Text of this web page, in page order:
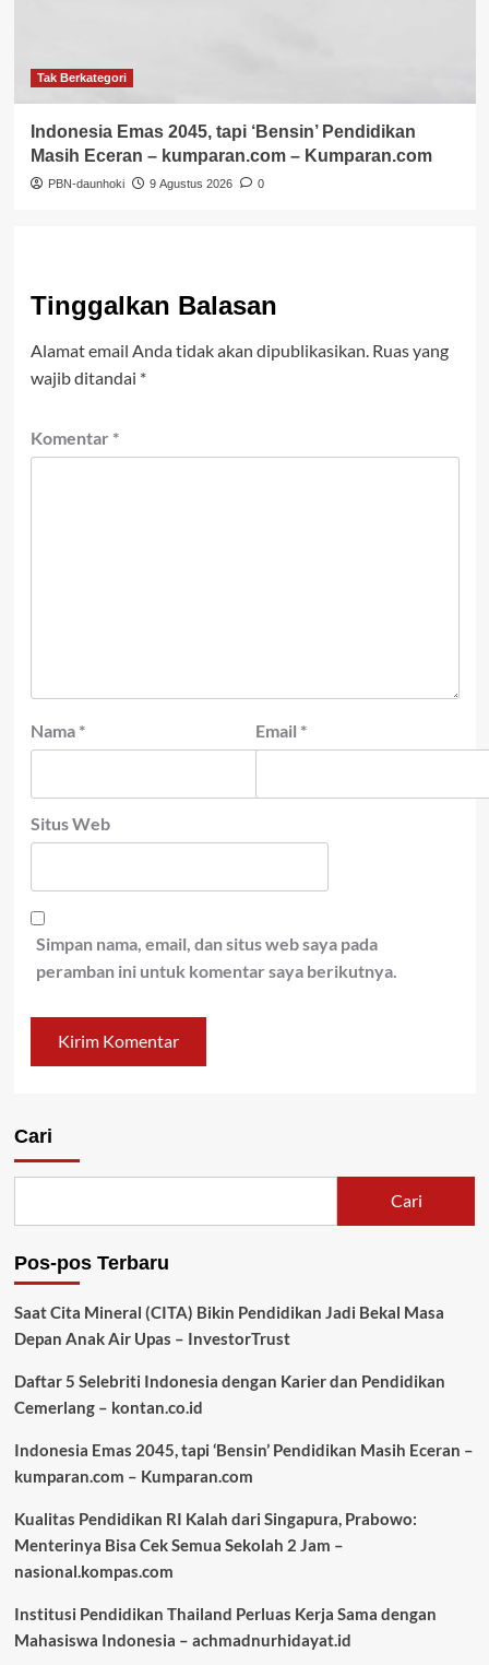
Tak Berkategori
Indonesia Emas 2045, tapi ‘Bensin’ Pendidikan
Masih Eceran – kumparan.com – Kumparan.com
PBN-daunhoki 9 Agustus 2026 0
Tinggalkan Balasan
Alamat email Anda tidak akan dipublikasikan. Ruas yang
wajib ditandai *
Komentar *
Nama * Email *
Situs Web
Simpan nama, email, dan situs web saya pada
peramban ini untuk komentar saya berikutnya.
Cari
Cari
Pos-pos Terbaru
Saat Cita Mineral (CITA) Bikin Pendidikan Jadi Bekal Masa
Depan Anak Air Upas – InvestorTrust
Daftar 5 Selebriti Indonesia dengan Karier dan Pendidikan
Cemerlang – kontan.co.id
Indonesia Emas 2045, tapi ‘Bensin’ Pendidikan Masih Eceran –
kumparan.com – Kumparan.com
Kualitas Pendidikan RI Kalah dari Singapura, Prabowo:
Menterinya Bisa Cek Semua Sekolah 2 Jam –
nasional.kompas.com
Institusi Pendidikan Thailand Perluas Kerja Sama dengan
Mahasiswa Indonesia – achmadnurhidayat.id